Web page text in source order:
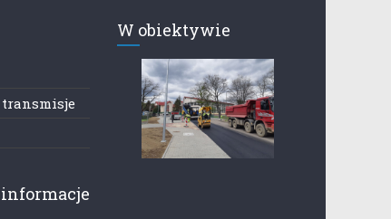
W obiektywie